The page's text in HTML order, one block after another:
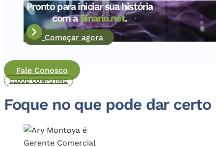
Pronto para iniciar sua história
com aBinario.net.
Começar agora
Fale Conosco
CLOUD COMPUTING
Foque no que pode dar certo